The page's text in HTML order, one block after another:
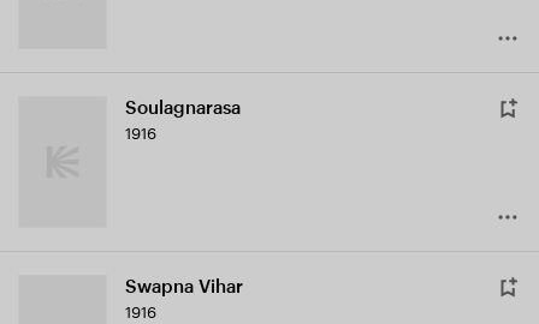
Soulagnarasa
1916
Swapna Vihar
1916